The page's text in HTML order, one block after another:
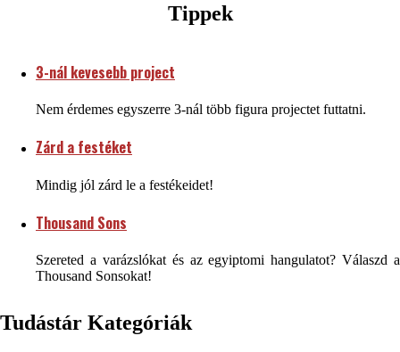
Tippek
3-nál kevesebb project
Nem érdemes egyszerre 3-nál több figura projectet futtatni.
Zárd a festéket
Mindig jól zárd le a festékeidet!
Thousand Sons
Szereted a varázslókat és az egyiptomi hangulatot? Válaszd a
Thousand Sonsokat!
Tudástár Kategóriák